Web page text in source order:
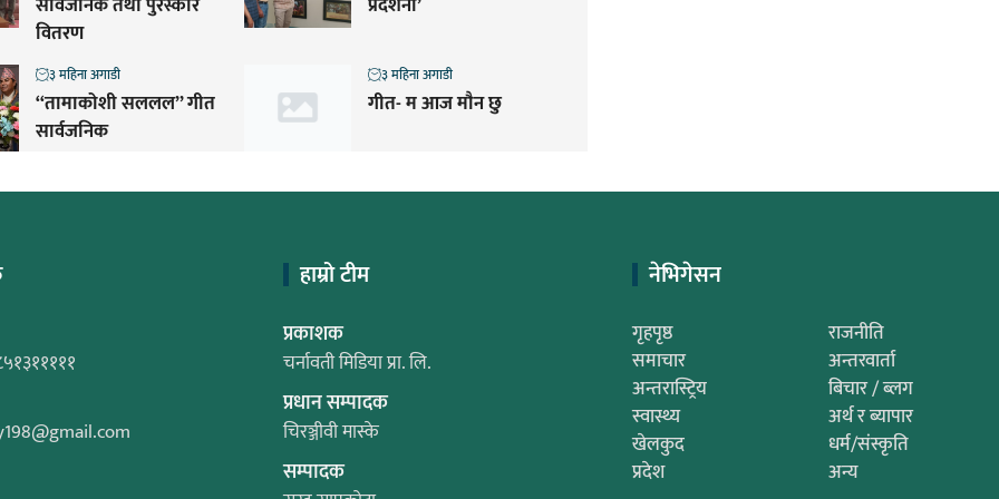
वितरण
“तामाकोशी सललल” गीत
सार्वजनिक
३ महिना अगाडी
गीत- म आज माैन छु
३ महिना अगाडी
हाम्रो टीम
प्रकाशक
चर्नावती मिडिया प्रा. लि.
प्रधान सम्पादक
चिरञ्जीवी मास्के
सम्पादक
नेभिगेसन
गृहपृष्ठ
राजनीति
समाचार
अन्तरवार्ता
अन्तरास्ट्रिय
बिचार / ब्लग
स्वास्थ्य
अर्थ र ब्यापार
खेलकुद
धर्म/संस्कृति
प्रदेश
अन्य